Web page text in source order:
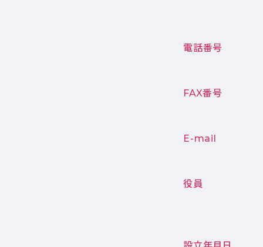
電話番号
FAX番号
E-mail
役員